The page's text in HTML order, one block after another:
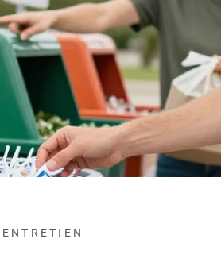
ENTRETIEN